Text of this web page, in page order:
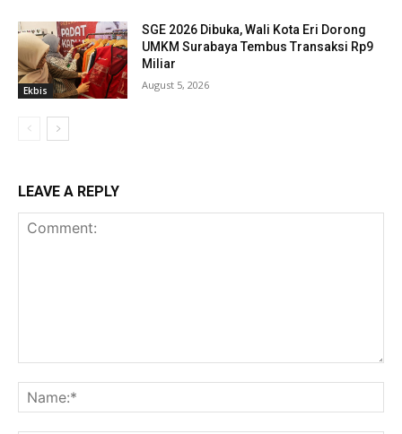
Ekbis
SGE 2026 Dibuka, Wali Kota Eri Dorong
UMKM Surabaya Tembus Transaksi Rp9
Miliar
August 5, 2026
LEAVE A REPLY